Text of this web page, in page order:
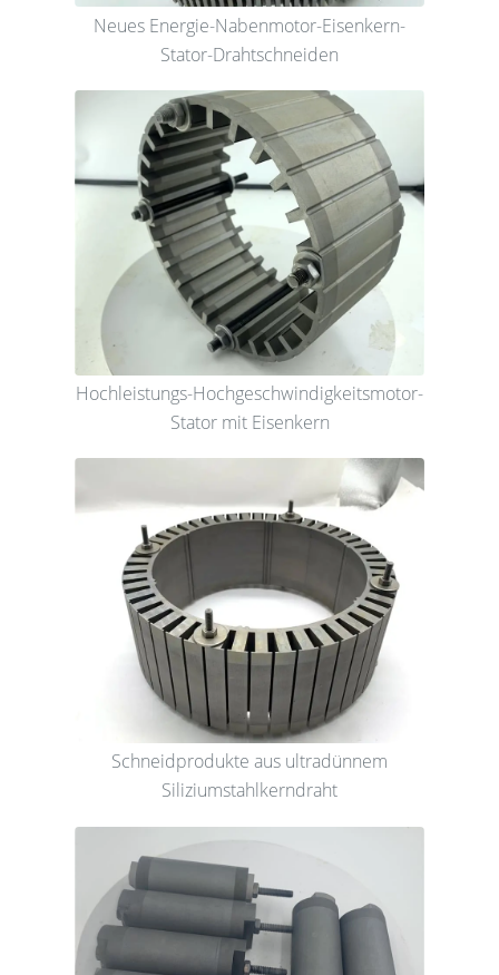
Neues Energie-Nabenmotor-Eisenkern-
Stator-Drahtschneiden
Hochleistungs-Hochgeschwindigkeitsmotor-
Stator mit Eisenkern
Schneidprodukte aus ultradünnem
Siliziumstahlkerndraht